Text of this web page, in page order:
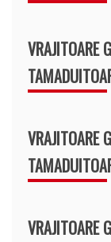
VRAJITOARE
VRAJITOARE
VRAJITOARE